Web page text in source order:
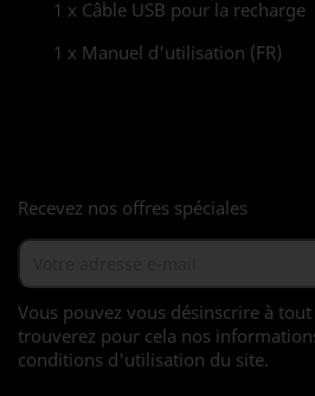
1 x Câble USB pour la recharge
1 x Manuel d'utilisation (FR)
Recevez nos offres spéciales
Vous pouvez vous désinscrire à
trouverez pour cela nos
conditions d'utilisation du site.